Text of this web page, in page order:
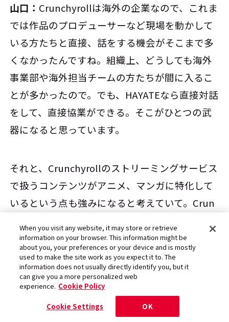
山口： Crunchyrollは海外の企業なので、これま
では作品のプロデューサーなど現場を動かして
いる方たちと直接、話をする機会がそこまで多
くなかったんですね。組織上、どうしても海外
事業部や海外担当チームの方たちが間に入るこ
とが多かったので。でも、HAYATEなら直接対話
をして、直接協業ができる。そこがひとつの武
器になると思っています。
それと、Crunchyrollのストリーミングサービス
で扱うコンテンツがアニメ、マンガに特化して
いるという点も強みになると考えていて。Crun
のファンに届けるために、権利元やクリエイタ
ーの方々に寄り添うビジネスモデルを展開する
ようにしています。
各社とのお取引で、多くの場合、レベニューシ
When you visit any website, it may store or retrieve
information on your browser. This information might be
about you, your preferences or your device and is mostly
used to make the site work as you expect it to. The
information does not usually directly identify you, but it
can give you a more personalized web
experience. Cookie Policy
Cookie Settings OK